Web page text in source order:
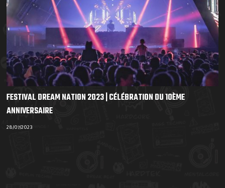
FESTIVAL DREAM NATION 2023 | CÉLÉBRATION DU 10ÈME
ANNIVERSAIRE
28/07/2023